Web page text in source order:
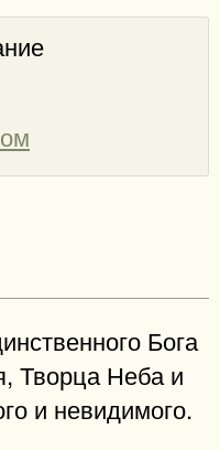
Бога
Творца Неба и
и невидимого.